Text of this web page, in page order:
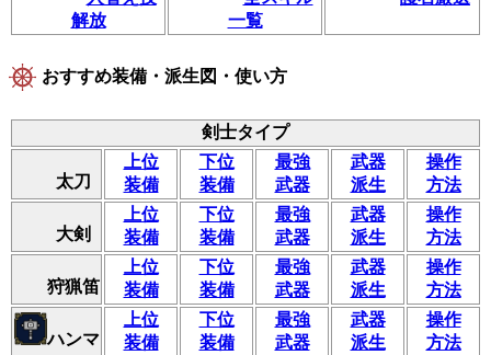
解放
一覧
おすすめ装備・派生図・使い方
剣士タイプ
太刀
上位
装備
下位
装備
最強
武器
武器
派生
操作
方法
大剣
上位
装備
下位
装備
最強
武器
武器
派生
操作
方法
狩猟笛
上位
装備
下位
装備
最強
武器
武器
派生
操作
方法
ハンマ
上位
装備
下位
装備
最強
武器
武器
派生
操作
方法